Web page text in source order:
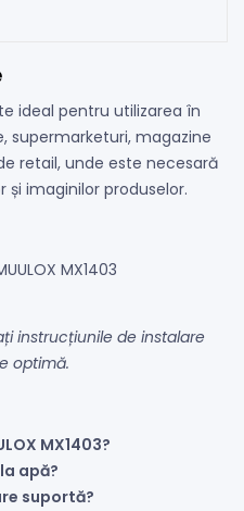
ideal pentru utilizarea în
supermarketuri, magazine
retail, unde este necesară
și imaginilor produselor.
MX1403
instrucțiunile de instalare
optimă.
MX1403?
apă?
suportă?